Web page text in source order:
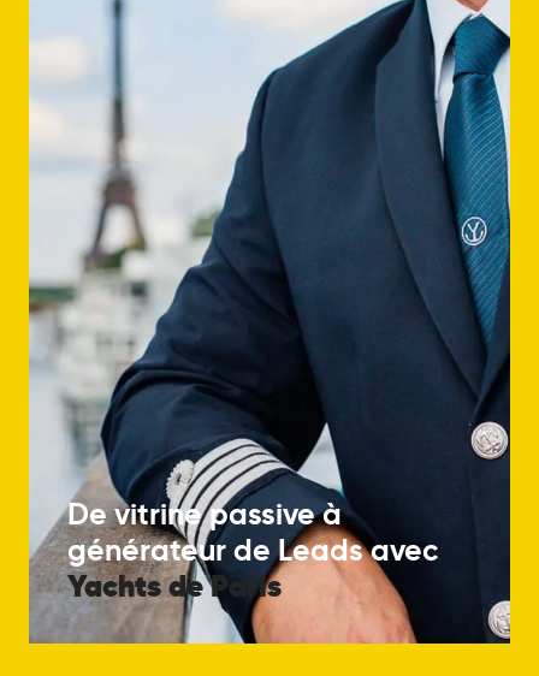
De vitrine passive à
générateur de Leads avec
YachtsdeParis